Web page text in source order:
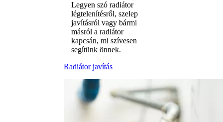
Legyen szó radiátor
légtelenítésről, szelep
javításról vagy bármi
másról a radiátor
kapcsán, mi szívesen
segítünk önnek.
Radiátor javítás